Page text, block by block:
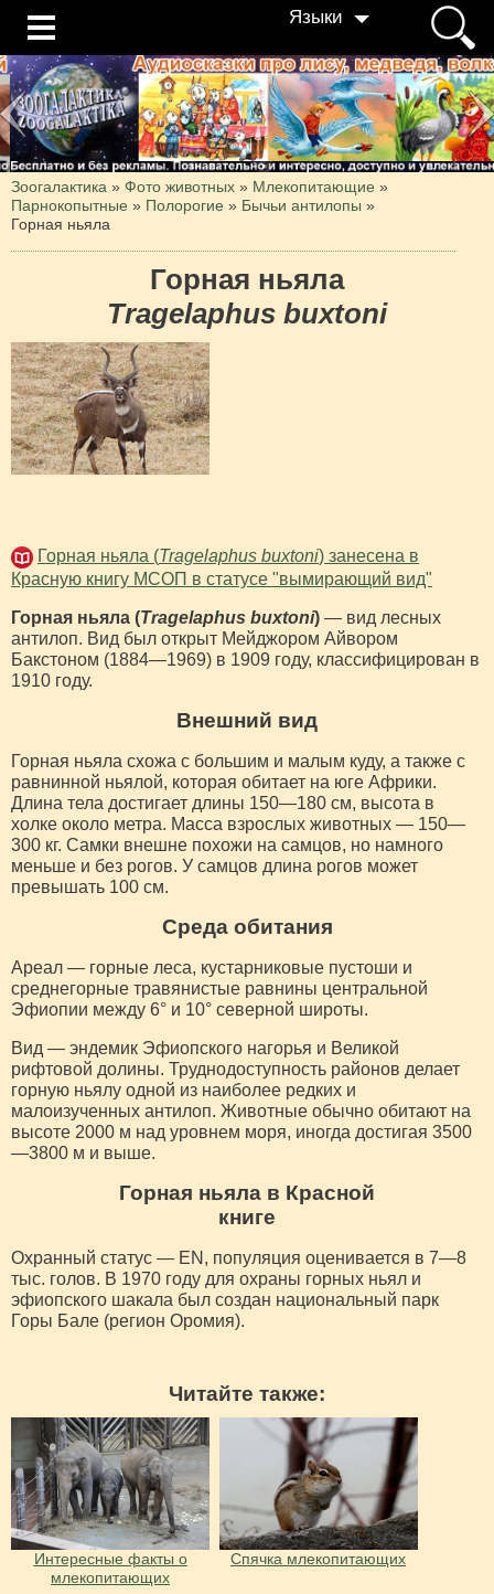
Языки
Зоогалактика » Фото животных » Млекопитающие »
Парнокопытные » Полорогие » Бычьи антилопы »
Горная ньяла
Горная ньяла
Tragelaphus buxtoni
Горная ньяла (Tragelaphus buxtoni) занесена в
Красную книгу МСОП в статусе "вымирающий вид"
Горная ньяла (Tragelaphus buxtoni) — вид лесных
антилоп. Вид был открыт Мейджором Айвором
Бакстоном (1884—1969) в 1909 году, классифицирован в
1910 году.
Внешний вид
Горная ньяла схожа с большим и малым куду, а также с
равнинной ньялой, которая обитает на юге Африки.
Длина тела достигает длины 150—180 см, высота в
холке около метра. Масса взрослых животных — 150—
300 кг. Самки внешне похожи на самцов, но намного
меньше и без рогов. У самцов длина рогов может
превышать 100 см.
Среда обитания
Ареал — горные леса, кустарниковые пустоши и
среднегорные травянистые равнины центральной
Эфиопии между 6° и 10° северной широты.
Вид — эндемик Эфиопского нагорья и Великой
рифтовой долины. Труднодоступность районов делает
горную ньялу одной из наиболее редких и
малоизученных антилоп. Животные обычно обитают на
высоте 2000 м над уровнем моря, иногда достигая 3500
—3800 м и выше.
Горная ньяла в Красной
книге
Охранный статус — EN, популяция оценивается в 7—8
тыс. голов. В 1970 году для охраны горных ньял и
эфиопского шакала был создан национальный парк
Горы Бале (регион Оромия).
Читайте также:
Интересные факты о
млекопитающих
Спячка млекопитающих